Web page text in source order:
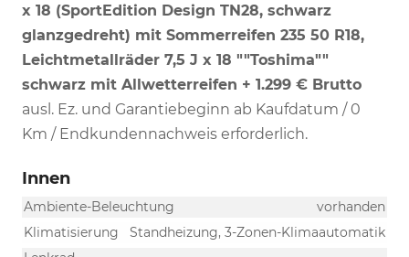
x 18 (SportEdition Design TN28, schwarz
glanzgedreht) mit Sommerreifen 235 50 R18,
Leichtmetallräder 7,5 J x 18 ""Toshima""
schwarz mit Allwetterreifen + 1.299 € Brutto
ausl. Ez. und Garantiebeginn ab Kaufdatum / 0
Km / Endkundennachweis erforderlich.
Innen
Ambiente-Beleuchtung
vorhanden
Klimatisierung
Standheizung, 3-Zonen-Klimaautomatik